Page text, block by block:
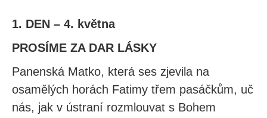
1. DEN – 4. května
PROSÍME ZA DAR LÁSKY
Panenská Matko, která ses zjevila na
osamělých horách Fatimy třem pasáčkům, uč
nás, jak v ústraní rozmlouvat s Bohem